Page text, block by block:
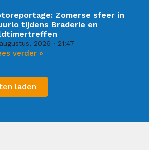
Zomerse sfeer in
tijdens Braderie en
2026 21:47
verder »
laden